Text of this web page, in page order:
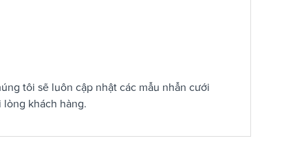
tôi sẽ luôn cập nhật các mẫu nhẫn cưới
lòng khách hàng.